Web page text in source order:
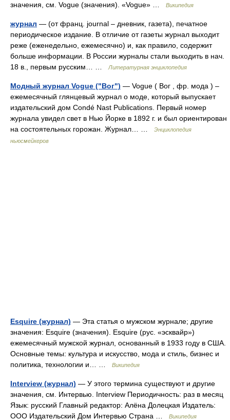
значения, см. Vogue (значения). «Vogue» …
Википедия
журнал — (от франц. journal – дневник, газета), печатное
периодическое издание. В отличие от газеты журнал выходит
реже (еженедельно, ежемесячно) и, как правило, содержит
больше информации. В России журналы стали выходить в нач.
18 в., первым русским… …Литературная энциклопедия
Модный журнал Vogue ("Вог") — Vogue ( Вог , фр. мода ) –
ежемесячный глянцевый журнал о моде, который выпускает
издательский дом Condé Nast Publications. Первый номер
журнала увидел свет в Нью Йорке в 1892 г. и был ориентирован
на состоятельных горожан. Журнал… …
Энциклопедия
ньюсмейкеров
Esquire (журнал) — Эта статья о мужском журнале; другие
значения: Esquire (значения). Esquire (рус. «эсквайр»)
ежемесячный мужской журнал, основанный в 1933 году в США.
Основные темы: культура и искусство, мода и стиль, бизнес и
политика, технологии и… …
Википедия
Interview (журнал) — У этого термина существуют и другие
значения, см. Интервью. Interview Периодичность: раз в месяц
Язык: русский Главный редактор: Алёна Долецкая Издатель:
ООО Издательский Дом Интервью Страна …
Википедия